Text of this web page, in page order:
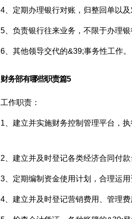
4、定期办理银行对账，归整回单以
5、负责银行往来业务，不限于办理
6、其他领导交代的&39;事务性工作。
财务部有哪些职责篇5
工作职责：
1、建立并实施财务控制管理平台，
2、建立并及时登记各类经济合同付
3、定期编制资金使用计划，合理运
4、建立并及时登记营销费用、管理